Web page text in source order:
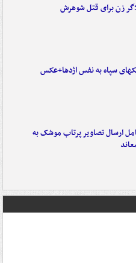
زن برای قتل شوهرش
سپاه به نفس اژدها+عکس
ارسال تصاویر پرتاب موشک به